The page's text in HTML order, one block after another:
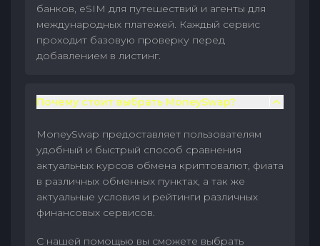
банков, eSIM для путешествий и агенты для
международных платежей. Каждый сервис
проходит базовую проверку перед
добавлением в листинг.
Почему стоит выбрать MoneySwap?
MoneySwap предоставляет пользователям
удобный и быстрый способ сравнения
актуальных курсов обмена криптовалют, фиата
в различных обменных пунктах, а так же
актуальные условия и рейтинги различных
финансовых сервисов.
С нашей помощью вы сможете выбрать